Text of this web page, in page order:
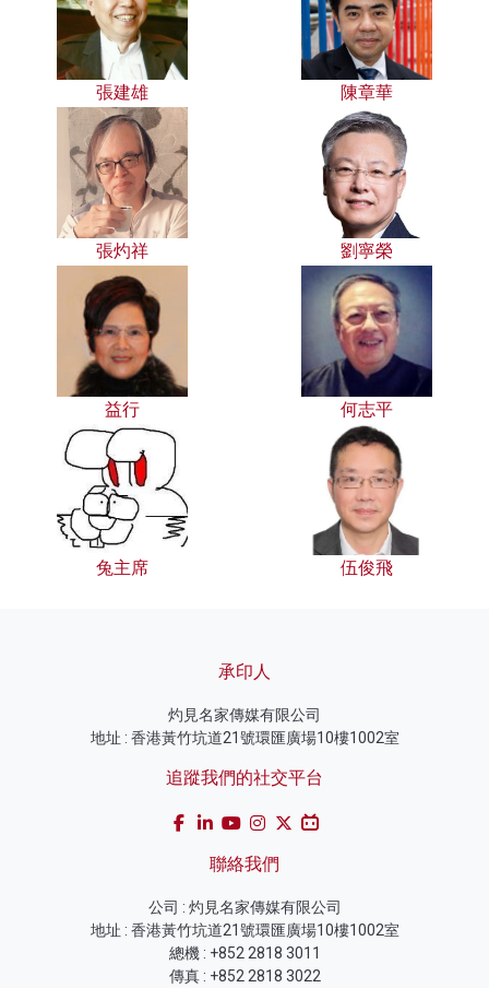
張建雄 陳章華
張灼祥 劉寧榮
益行 何志平
兔主席 伍俊飛
承印人
灼見名家傳媒有限公司
地址 : 香港黃竹坑道21號環匯廣場10樓1002室
追蹤我們的社交平台
聯絡我們
公司 : 灼見名家傳媒有限公司
地址 : 香港黃竹坑道21號環匯廣場10樓1002室
總機 : +852 2818 3011
傳真 : +852 2818 3022